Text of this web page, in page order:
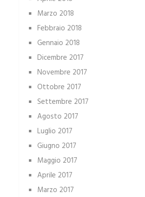
Marzo 2018
Febbraio 2018
Gennaio 2018
Dicembre 2017
Novembre 2017
Ottobre 2017
Settembre 2017
Agosto 2017
Luglio 2017
Giugno 2017
Maggio 2017
Aprile 2017
Marzo 2017